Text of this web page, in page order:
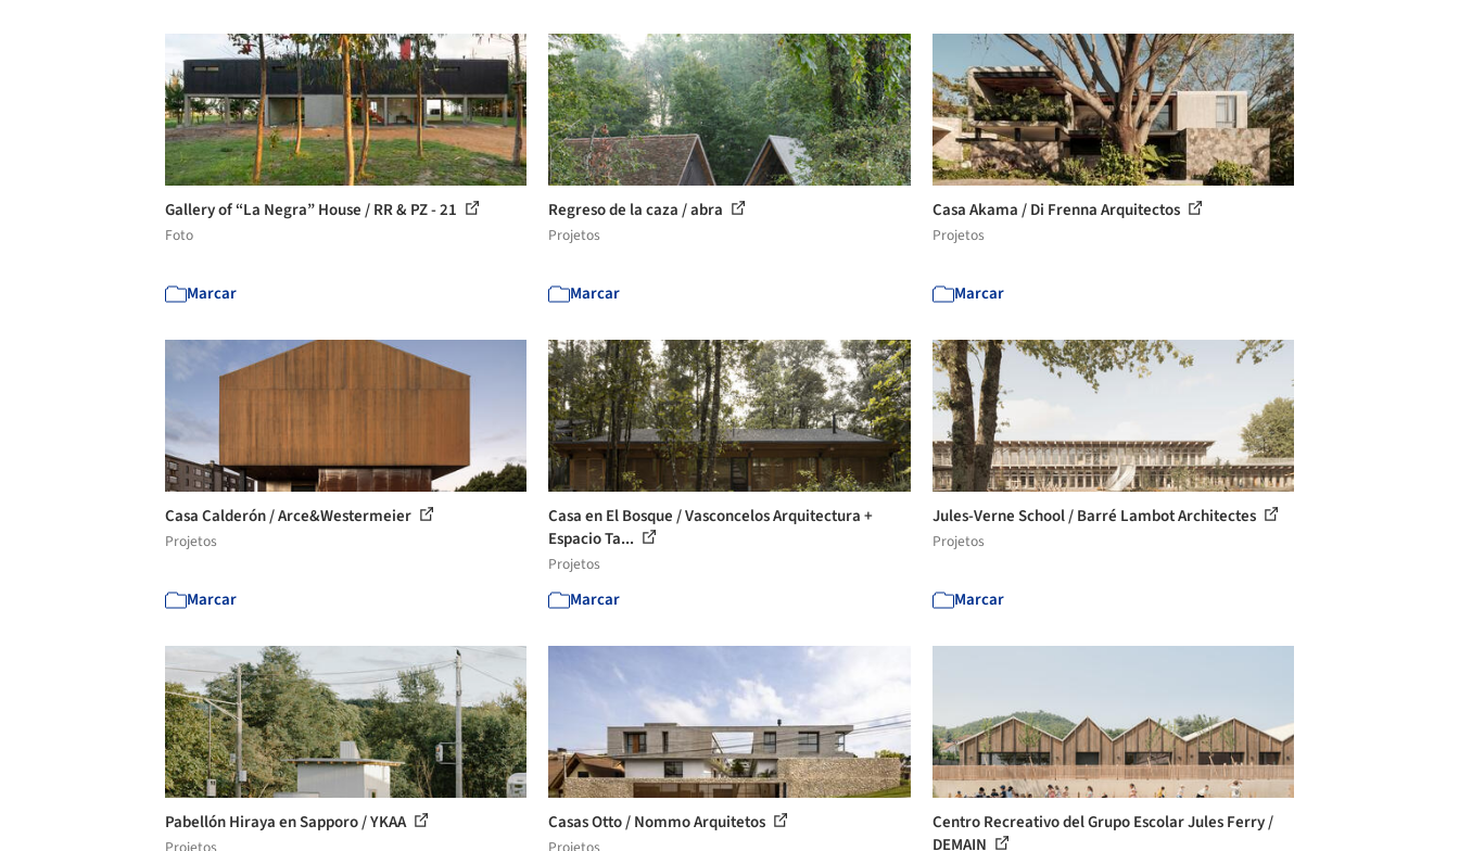
Gallery of “La Negra” House / RR & PZ - 21
Foto
Marcar
Regreso de la caza / abra
Projetos
Marcar
Casa Akama / Di Frenna Arquitectos
Projetos
Marcar
Casa Calderón / Arce&Westermeier
Projetos
Marcar
Casa en El Bosque / Vasconcelos Arquitectura +
Espacio Ta...
Projetos
Marcar
Jules-Verne School / Barré Lambot Architectes
Projetos
Marcar
Pabellón Hiraya en Sapporo / YKAA Casas Otto / Nommo Arquitetos
Centro Recreativo del Grupo Escolar Jules Ferry /
DEMAIN